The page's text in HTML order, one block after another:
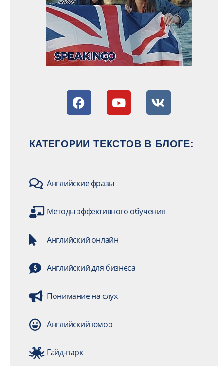
КАТЕГОРИИ ТЕКСТОВ В БЛОГЕ:
Английские фразы
Методы эффективного обучения
Английский онлайн
Английский для бизнеса
Понимание на слух
Английский юмор
Гайд-парк